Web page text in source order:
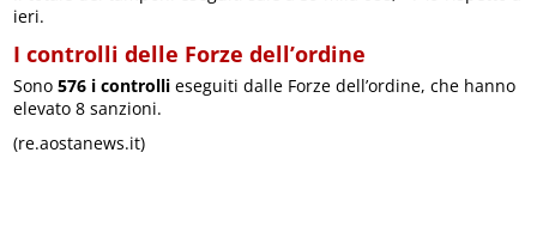
ieri.
I controlli delle Forze dell’ordine
Sono576 i controlli eseguiti dalle Forze dell’ordine, che hanno
elevato 8 sanzioni.
(re.aostanews.it)